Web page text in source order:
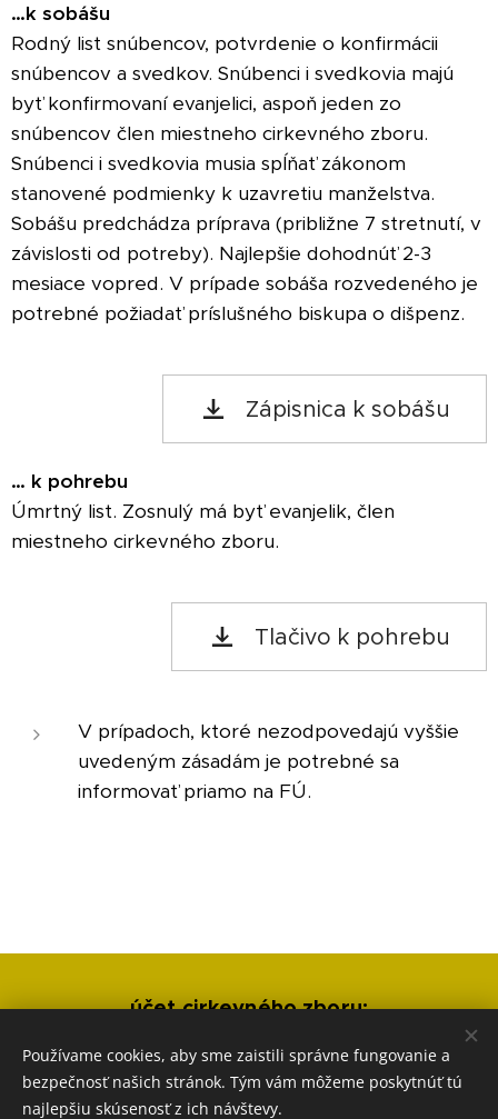
…k sobášu
Rodný list snúbencov, potvrdenie o konfirmácii
snúbencov a svedkov. Snúbenci i svedkovia majú
byť konfirmovaní evanjelici, aspoň jeden zo
snúbencov člen miestneho cirkevného zboru.
Snúbenci i svedkovia musia spĺňať zákonom
stanovené podmienky k uzavretiu manželstva.
Sobášu predchádza príprava (približne 7 stretnutí, v
závislosti od potreby). Najlepšie dohodnúť 2-3
mesiace vopred. V prípade sobáša rozvedeného je
potrebné požiadať príslušného biskupa o dišpenz.
Zápisnica k sobášu
… k pohrebu
Úmrtný list. Zosnulý má byť evanjelik, člen
miestneho cirkevného zboru.
Tlačivo k pohrebu
V prípadoch, ktoré nezodpovedajú vyššie
uvedeným zásadám je potrebné sa
informovať priamo na FÚ.
účet cirkevného zboru:
pri platbe cirkevného príspevku uveďte:
variabilný symbol: 444 špecifický symbol: 2025
Používame cookies, aby sme zaistili správne fungovanie a
bezpečnosť našich stránok. Tým vám môžeme poskytnúť tú
najlepšiu skúsenosť z ich návštevy.